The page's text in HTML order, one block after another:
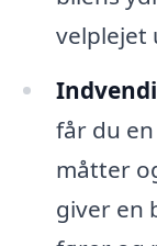
velplejet
får du
måtter
giver en